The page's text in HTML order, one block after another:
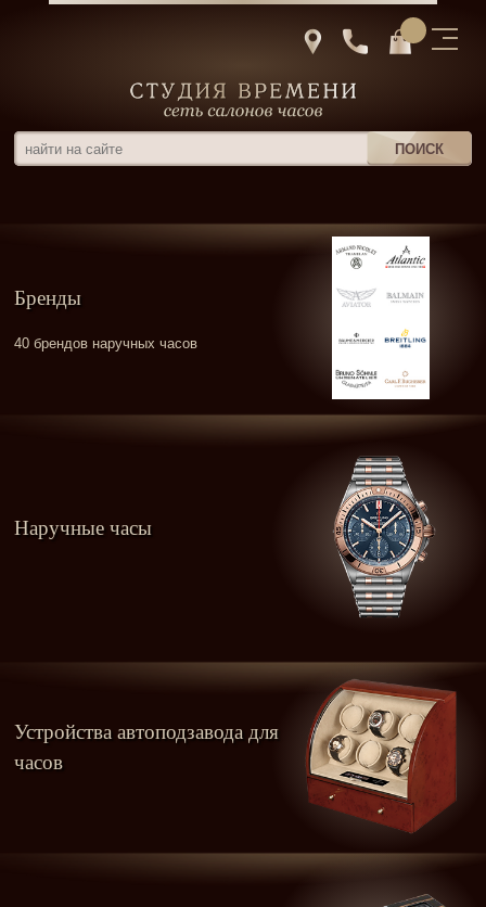
Бренды
40 брендов наручных часов
Наручные часы
Устройства автоподзавода для
часов